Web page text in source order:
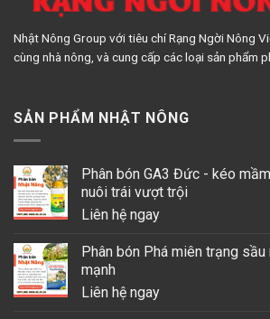
Nhật Nông Group với tiêu chí Rạng Ngời Nông
cùng nhà nông, và cung cấp các loại sản phẩm
SẢN PHẨM NHẬT NÔNG
Phân bón GA3 Đức - kéo
nuôi trái vượt trội
Liên hệ ngay
Phân bón Phá miên trạng
mạnh
Liên hệ ngay